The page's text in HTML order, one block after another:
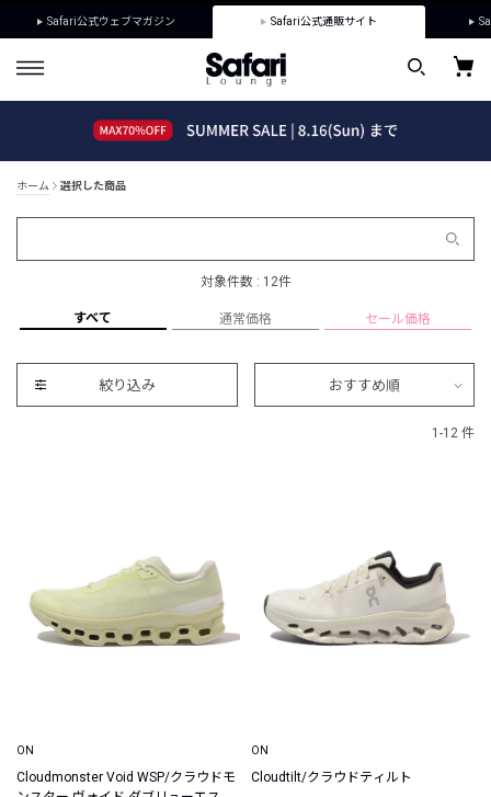
Safari公式ウェブマガジン Safari公式通販サイト
ホーム 選択した商品
対象件数 : 12件
すべて 通常価格 セール価格
絞り込み おすすめ順
1-12 件
ON
Cloudmonster Void WSP/クラウドモ
ON
Cloudtilt/クラウドティルト